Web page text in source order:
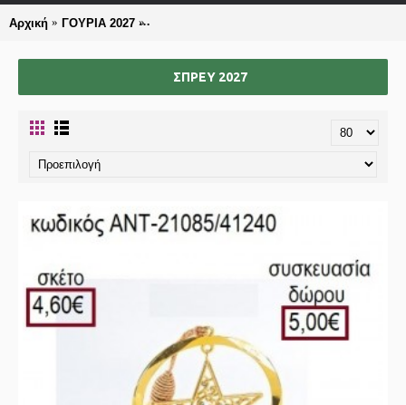
Αρχική ΓΟΥΡΙΑ 2027 ΕΙΔΗ ΣΥΣΚΕΥΑΣΙΑΣ & ΔΙΑΚΟΣΜΗΣΗΣ
ΣΠΡΕΥ 2027